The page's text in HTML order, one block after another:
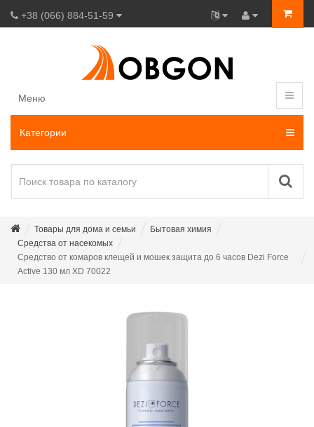
+38 (066) 884-51-59
Меню
Категории
Товары для дома и семьи
Бытовая химия
Средства от насекомых
Средство от комаров клещей и мошек защита до 6 часов Dezi Force
Active 130 мл XD 70022